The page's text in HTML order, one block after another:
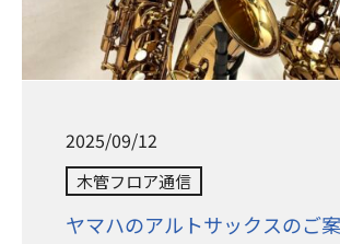
2025/09/12
木管フロア通信
ヤマハのアルトサックスのご